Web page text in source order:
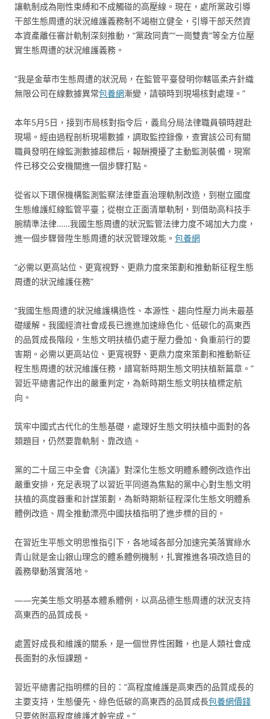
讓軌制成為剛性束縛和不成觸碰的高壓線。現在，處所黨政引導
干部生態周遭的狀況維護義務制不竭樹立健全，引導干部天然資
本資產離任審計軌制深刻推動，“黨政同責”“一崗雙責”等全方位壓
實生態周遭的狀況維護義務。
“我是金華市生態周遭的狀況局，在監管平臺發明你轄區柔卉針織
無限公司在線數據異常包養網漸變，請頓時到現場核對處理。”
本年5月5日，接到市局核對指令后，義烏分局法律職員頓時趕赴
現場。經由過程剖析現場數據，調取監控錄像，查實該公司有關
職員發明在線監測數據超標后，報酬攪擾了主動監測裝備，現案
件已移交公安機關進一個步驟打點。
從省以下環保機構監測監察法律垂直治理軌制改造，到樹立國度
生態維護紅線監管平臺；從樹立正面清單軌制，到借助高科技手
腕精準法律……我國生態周遭的狀況監管法律力度不竭加大力度，
進一個步驟晉陞生態周遭的狀況管理效能。 包養網
“必需以更高站位、更寬視野、更鼎力度來策劃和推動新征程生態
周遭的狀況維護任務”
“我國生態周遭的狀況維護構造性、本源性、趨向性壓力尚未最基
礎緩解。我國經濟社會成長已進進加速綠色化、低碳化的高東西
的品質成長階段，生態文明扶植仍處于壓力疊加、負重前行的要
害期。必需以更高站位、更寬視野、更鼎力度來策劃和推動新征
程生態周遭的狀況維護任務，譜寫新時期生態文明扶植新篇章。”
習近平總書記作出的嚴重判定，為新時期生態文明扶植標定航
向。
筑牢中國式古代化的生態基礎，處理好生態文明扶植中面對的各
類題目，仍然要靠軌制、靠改造。
黨的二十屆三中全會《決議》對深化生態文明體系體例改造作出
嚴重安排，充足表現了以習近平同道為焦點的黨中心對生態文明
扶植的高度器重和計謀策劃，為新時期新征程深化生態文明體系
體例改造、周全推動漂亮中國扶植指明了進步標的目的。
在習近生平態文明思惟指引下，各地域各部分加速完美落實綠水
青山就是金山銀山理念的體系體例機制，扎實推進各項改造目的
義務舉動落實落地。
——完美生態文明基本體系體例，以高品德生態周遭的狀況支持
高東西的品質成長。
處置好成長和維護的關系，是一個世界性困難，也是人類社會成
長面對的永恒課題。
習近平總書記指明標的目的：“高程度維護是高東西的品質成長的
主要支持，生態優先、綠色低碳的高東西的品質成長包養網價錢
只要依附高程度維護才幹完成。”